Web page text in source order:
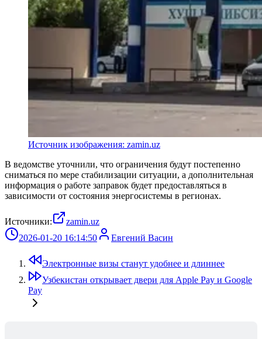
Источник изображения: zamin.uz
В ведомстве уточнили, что ограничения будут постепенно
сниматься по мере стабилизации ситуации, а дополнительная
информация о работе заправок будет предоставляться в
зависимости от состояния энергосистемы в регионах.
Источники:
zamin.uz
2026-01-20 16:14:50
Евгений Васин
Электронные визы станут удобнее и длиннее
Узбекистан открывает двери для Apple Pay и Google
Pay